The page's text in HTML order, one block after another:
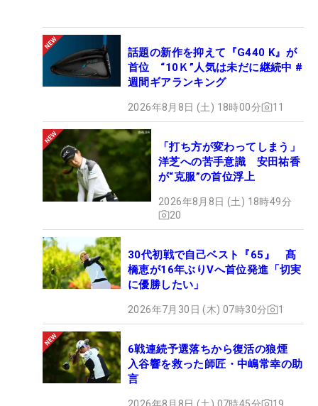
話題の新作を抑えて『G440 K』が
首位 “10Ｋ”人気は未だに継続中 #
週間ギアランキング
2026年8月8日 (土) 18時00分 11
「打ち方が変わってしまう」
洋芝への苦手意識 安田祐香
が“克服”の首位浮上
2026年8月8日 (土) 18時49分
20
30代初戦で自己ベスト『65』 髙
橋恵が16年ぶりVへ首位発進「切実
に優勝したい」
2026年7月30日 (木) 07時30分 1
6戦連続予選落ちから復活の狼煙
入谷響を救った師匠・中嶋常幸の助
言
2026年8月8日 (土) 07時45分 19